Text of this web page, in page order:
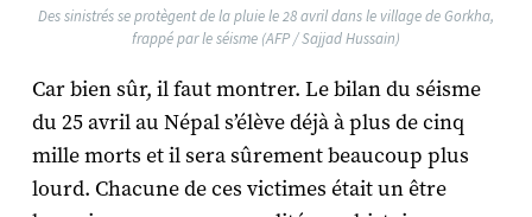
Des sinistrés se protègent de la pluie le 28 avril dans le village de Gorkha,
frappé par le séisme (AFP / Sajjad Hussain)
Car bien sûr, il faut montrer. Le bilan du séisme
du 25 avril au Népal s’élève déjà à plus de cinq
mille morts et il sera sûrement beaucoup plus
lourd. Chacune de ces victimes était un être